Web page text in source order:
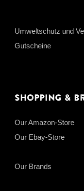
Umweltschutz und
Gutscheine
Shopping &
Our Amazon-Store
Our Ebay-Store
Our Brands